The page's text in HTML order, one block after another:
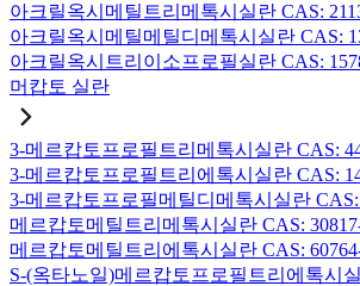
아크릴옥시메틸트리메톡시실란 CAS:
아크릴옥시메틸메틸디메톡시실란 CAS:
아크릴옥시트리이소프로필실란 CAS:
머캅토 실란
3-메르캅토프로필트리메톡시실란 CAS:
3-메르캅토프로필트리에톡시실란 CAS:
3-메르캅토프로필메틸디메톡시실란 CAS:
메르캅토메틸트리메톡시실란 CAS:
메르캅토메틸트리에톡시실란 CAS:
S-(옥타노일)메르캅토프로필트리에톡시